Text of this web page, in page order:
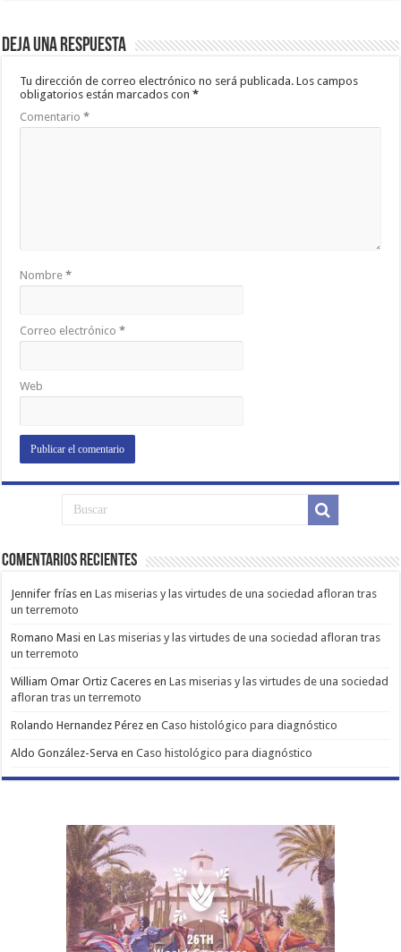
Deja una respuesta
Tu dirección de correo electrónico no será publicada. Los campos
obligatorios están marcados con*
Comentario*
Nombre*
Correo electrónico*
Web
Comentarios Recientes
Jennifer frías enLas miserias y las virtudes de una sociedad afloran tras
un terremoto
Romano Masi enLas miserias y las virtudes de una sociedad afloran tras
un terremoto
William Omar Ortiz Caceres enLas miserias y las virtudes de una sociedad
afloran tras un terremoto
Rolando Hernandez Pérez enCaso histológico para diagnóstico
Aldo González-Serva enCaso histológico para diagnóstico